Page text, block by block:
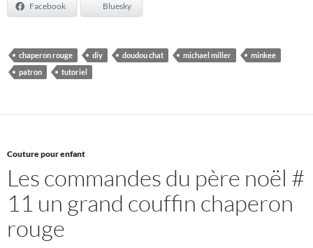
Facebook Bluesky
chaperon rouge diy doudou chat michael miller
minkee
patron
tutoriel
Couture pour enfant
Les commandes du père noël #
11 un grand couffin chaperon
rouge